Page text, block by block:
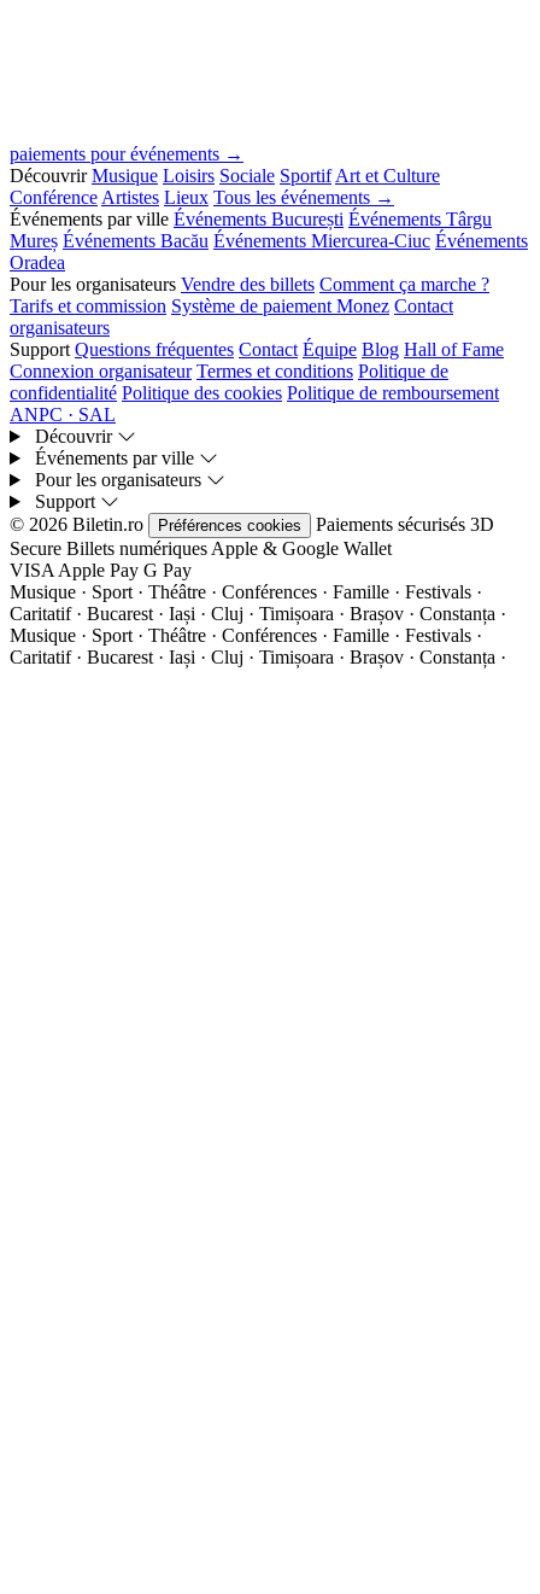
paiements pour événements →
Découvrir Musique Loisirs Sociale Sportif Art et Culture
Conférence Artistes Lieux Tous les événements →
Événements par ville Événements București Événements Târgu
Mureș Événements Bacău Événements Miercurea-Ciuc Événements
Oradea
Pour les organisateurs Vendre des billets Comment ça marche ?
Tarifs et commission Système de paiement Monez Contact
organisateurs
Support Questions fréquentes Contact Équipe Blog Hall of Fame
Connexion organisateur Termes et conditions Politique de
confidentialité Politique des cookies Politique de remboursement
ANPC · SAL
Découvrir
Événements par ville
Pour les organisateurs
Support
© 2026 Biletin.ro
Préférences cookies Paiements sécurisés 3D
Secure Billets numériques Apple & Google Wallet
VISA Apple Pay G Pay
Musique · Sport · Théâtre · Conférences · Famille · Festivals ·
Caritatif · Bucarest · Iași · Cluj · Timișoara · Brașov · Constanța ·
Musique · Sport · Théâtre · Conférences · Famille · Festivals ·
Caritatif · Bucarest · Iași · Cluj · Timișoara · Brașov · Constanța ·